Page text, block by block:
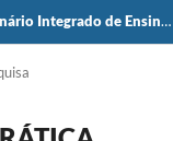
Seminário de Iniciação Científica e Seminário Integrado de Ensino, Pesquisa e Extensão (SIEPE)